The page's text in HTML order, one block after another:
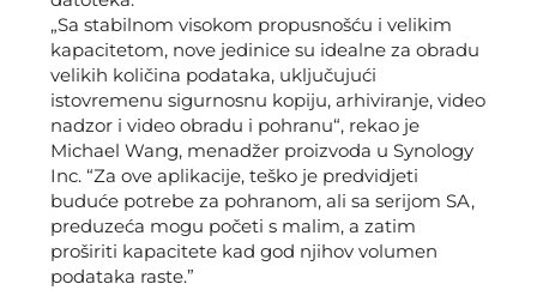
„Sa stabilnom visokom propusnošću i velikim
kapacitetom, nove jedinice su idealne za obradu
velikih količina podataka, uključujući
istovremenu sigurnosnu kopiju, arhiviranje, video
nadzor i video obradu i pohranu“, rekao je
Michael Wang, menadžer proizvoda u Synology
Inc. “Za ove aplikacije, teško je predvidjeti
buduće potrebe za pohranom, ali sa serijom SA,
preduzeća mogu početi s malim, a zatim
proširiti kapacitete kad god njihov volumen
podataka raste.”